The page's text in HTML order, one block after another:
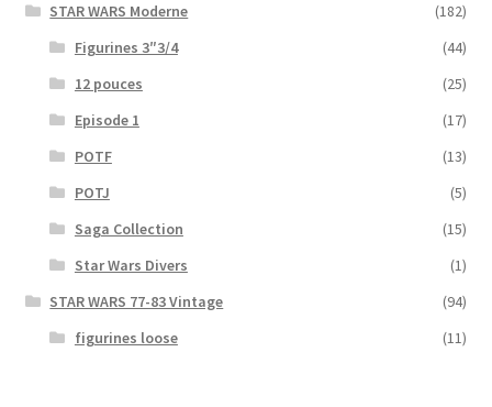
STAR WARS Moderne
(182)
Figurines 3″3/4
(44)
12 pouces
(25)
Episode 1
(17)
POTF
(13)
POTJ
(5)
Saga Collection
(15)
Star Wars Divers
(1)
STAR WARS 77-83 Vintage
(94)
figurines loose
(11)